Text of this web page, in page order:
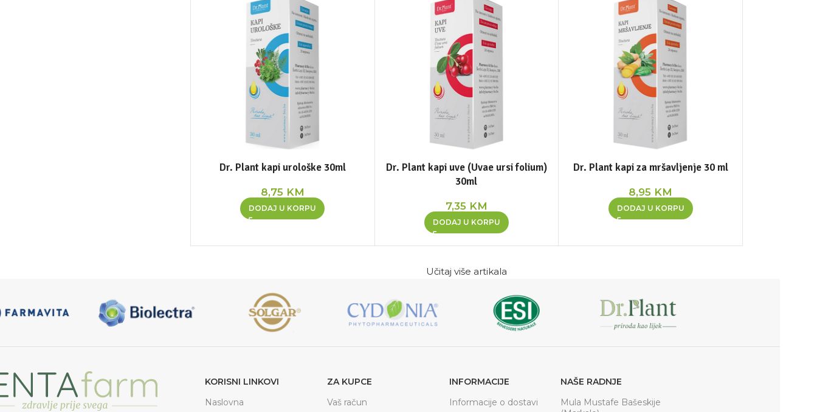
Dr. Plant kapi urološke 30ml
8,75 KM
DODAJ U KORPU
Dr. Plant kapi uve (Uvae ursi folium)
30ml
7,35 KM
DODAJ U KORPU
Dr. Plant kapi za mršavljenje 30 ml
8,95 KM
DODAJ U KORPU
Učitaj više artikala
KORISNI LINKOVI
Naslovna
ZA KUPCE
Vaš račun
INFORMACIJE
Informacije o dostavi
NAŠE RADNJE
Mula Mustafe Bašeskije